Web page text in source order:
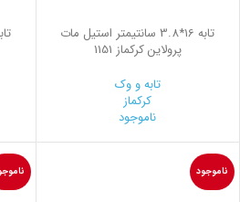
تابه 16*3.8 سانتیمتر استیل مات
پرولاین کرکماز 1151
تابه و وک
کرکماز
ناموجود
ناموجود